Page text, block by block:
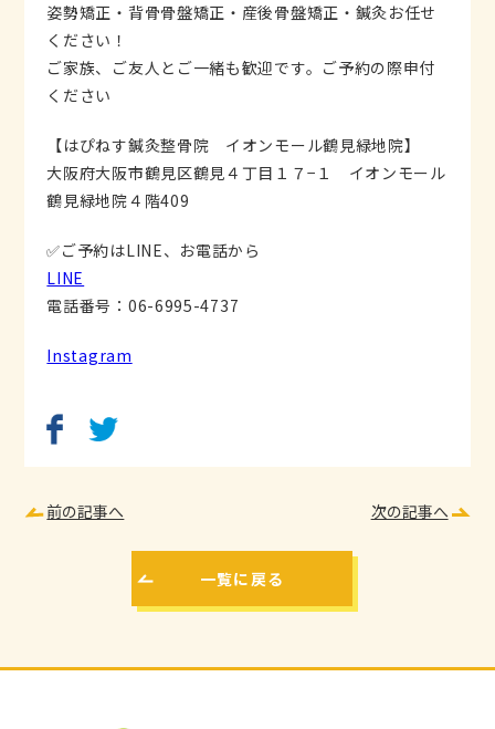
姿勢矯正・背骨骨盤矯正・産後骨盤矯正・鍼灸お任せ
ください！
ご家族、ご友人とご一緒も歓迎です。ご予約の際申付
ください
【はぴねす鍼灸整骨院 イオンモール鶴見緑地院】
大阪府大阪市鶴見区鶴見４丁目１７−１ イオンモール
鶴見緑地院４階409
✅ご予約はLINE、お電話から
LINE
電話番号：06-6995-4737
Instagram
前の記事へ 次の記事へ
一覧に戻る